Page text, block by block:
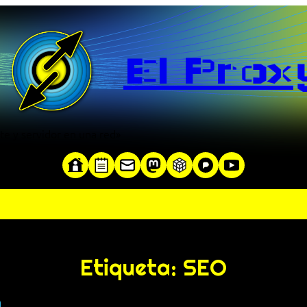
El
Etiqueta: SEO